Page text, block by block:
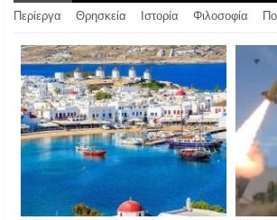
Περίεργα Θρησκεία Ιστορία Φιλοσοφία